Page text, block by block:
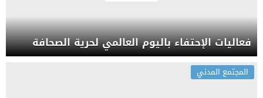
فعاليات الإحتفاء باليوم العالمي لحرية الصحافة
المجتمع المدني